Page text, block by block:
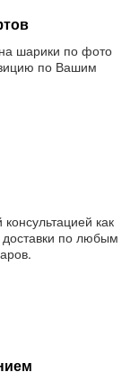
шарики по фото
по Вашим
как
по любым